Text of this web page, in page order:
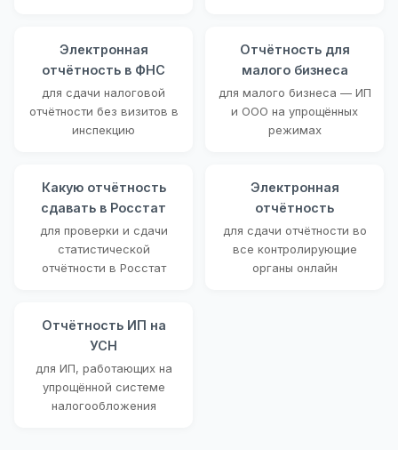
Электронная
отчётность в ФНС
для сдачи налоговой
отчётности без визитов в
инспекцию
Отчётность для
малого бизнеса
для малого бизнеса — ИП
и ООО на упрощённых
режимах
Какую отчётность
сдавать в Росстат
для проверки и сдачи
статистической
отчётности в Росстат
Электронная
отчётность
для сдачи отчётности во
все контролирующие
органы онлайн
Отчётность ИП на
УСН
для ИП, работающих на
упрощённой системе
налогообложения